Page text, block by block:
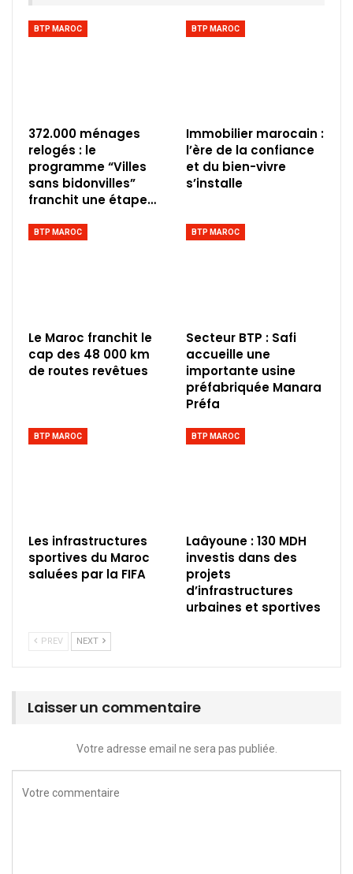
BTP MAROC
372.000 ménages
relogés : le
programme “Villes
sans bidonvilles”
franchit une étape…
BTP MAROC
Immobilier marocain :
l’ère de la confiance
et du bien-vivre
s’installe
BTP MAROC
Le Maroc franchit le
cap des 48 000 km
de routes revêtues
BTP MAROC
Secteur BTP : Safi
accueille une
importante usine
préfabriquée Manara
Préfa
BTP MAROC
Les infrastructures
sportives du Maroc
saluées par la FIFA
BTP MAROC
Laâyoune : 130 MDH
investis dans des
projets
d’infrastructures
urbaines et sportives
PREV NEXT
Laisser un commentaire
Votre adresse email ne sera pas publiée.